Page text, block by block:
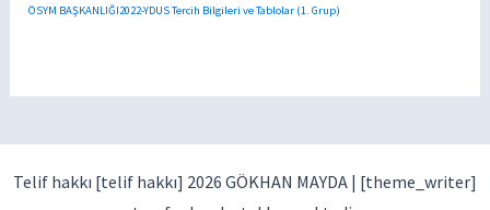
ÖSYM BAŞKANLIĞI2022-YDUS Tercih Bilgileri ve Tablolar (1. Grup)
Telif hakkı [telif hakkı] 2026 GÖKHAN MAYDA | [theme_writer]